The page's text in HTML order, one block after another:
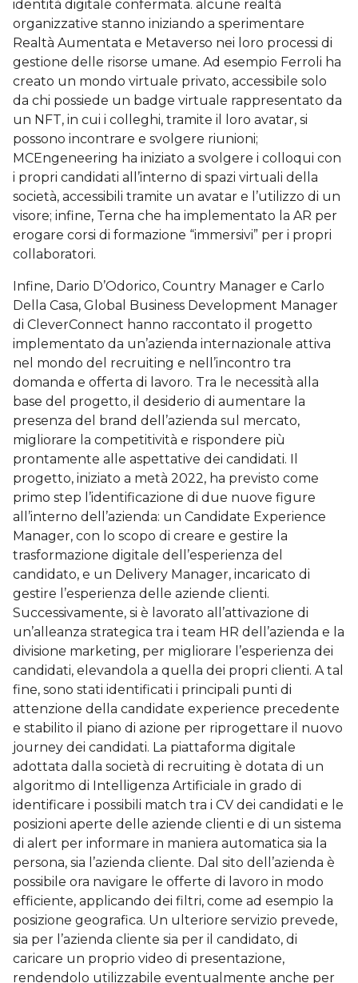
identità digitale confermata. alcune realtà
organizzative stanno iniziando a sperimentare
Realtà Aumentata e Metaverso nei loro processi di
gestione delle risorse umane. Ad esempio Ferroli ha
creato un mondo virtuale privato, accessibile solo
da chi possiede un badge virtuale rappresentato da
un NFT, in cui i colleghi, tramite il loro avatar, si
possono incontrare e svolgere riunioni;
MCEngeneering ha iniziato a svolgere i colloqui con
i propri candidati all’interno di spazi virtuali della
società, accessibili tramite un avatar e l’utilizzo di un
visore; infine, Terna che ha implementato la AR per
erogare corsi di formazione “immersivi” per i propri
collaboratori.
Infine, Dario D’Odorico, Country Manager e Carlo
Della Casa, Global Business Development Manager
di CleverConnect hanno raccontato il progetto
implementato da un’azienda internazionale attiva
nel mondo del recruiting e nell’incontro tra
domanda e offerta di lavoro. Tra le necessità alla
base del progetto, il desiderio di aumentare la
presenza del brand dell’azienda sul mercato,
migliorare la competitività e rispondere più
prontamente alle aspettative dei candidati. Il
progetto, iniziato a metà 2022, ha previsto come
primo step l’identificazione di due nuove figure
all’interno dell’azienda: un Candidate Experience
Manager, con lo scopo di creare e gestire la
trasformazione digitale dell’esperienza del
candidato, e un Delivery Manager, incaricato di
gestire l’esperienza delle aziende clienti.
Successivamente, si è lavorato all’attivazione di
un’alleanza strategica tra i team HR dell’azienda e la
divisione marketing, per migliorare l’esperienza dei
candidati, elevandola a quella dei propri clienti. A tal
fine, sono stati identificati i principali punti di
attenzione della candidate experience precedente
e stabilito il piano di azione per riprogettare il nuovo
journey dei candidati. La piattaforma digitale
adottata dalla società di recruiting è dotata di un
algoritmo di Intelligenza Artificiale in grado di
identificare i possibili match tra i CV dei candidati e le
posizioni aperte delle aziende clienti e di un sistema
di alert per informare in maniera automatica sia la
persona, sia l’azienda cliente. Dal sito dell’azienda è
possibile ora navigare le offerte di lavoro in modo
efficiente, applicando dei filtri, come ad esempio la
posizione geografica. Un ulteriore servizio prevede,
sia per l’azienda cliente sia per il candidato, di
caricare un proprio video di presentazione,
rendendolo utilizzabile eventualmente anche per